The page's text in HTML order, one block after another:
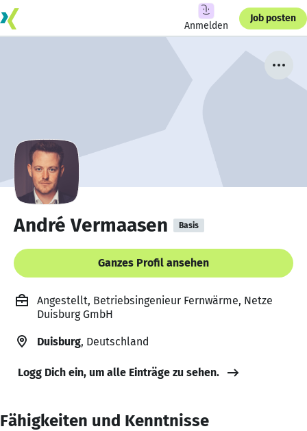
Anmelden
Job posten
André Vermaasen Basis
Ganzes Profil ansehen
Angestellt, Betriebsingenieur Fernwärme, Netze
Duisburg GmbH
Duisburg, Deutschland
Logg Dich ein, um alle Einträge zu sehen.
Fähigkeiten und Kenntnisse